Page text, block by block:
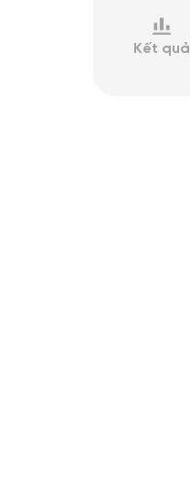
Kết quả